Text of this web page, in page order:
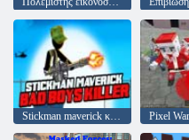
Stickman maverick κακό κορίτσι δολοφόνος